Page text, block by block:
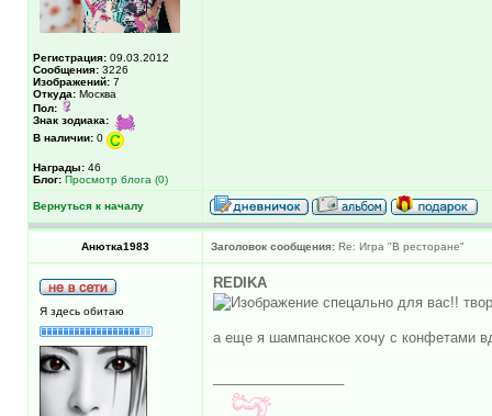
Регистрация: 09.03.2012
Сообщения: 3226
Изображений: 7
Откуда: Москва
Пол:
Знак зодиака:
В наличии: 0
Награды: 46
Блог: Просмотр блога (0)
Вернуться к началу
Анютка1983 Заголовок сообщения: Re: Игра "В ресторане"
Я здесь обитаю
REDIKA
спецально для вас!!
а еще я шампанское хочу с конфетами